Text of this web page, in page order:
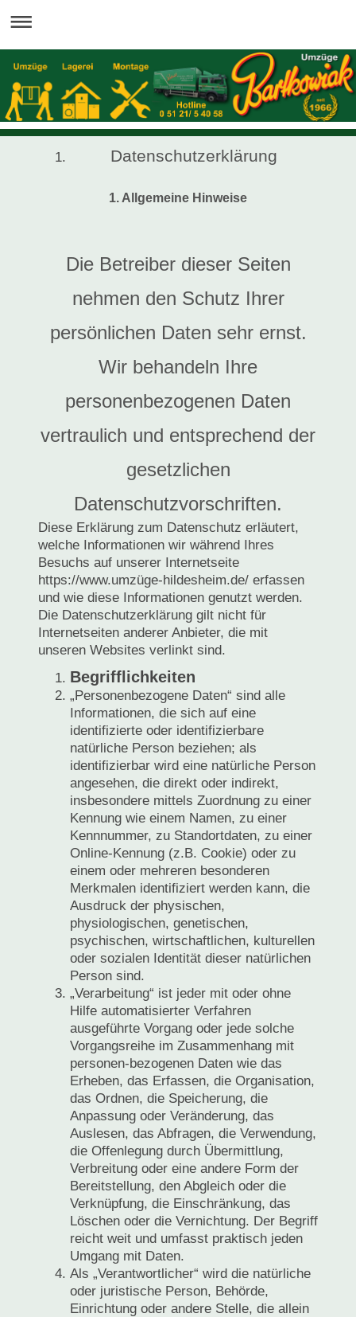
Datenschutzerklärung
1. Allgemeine Hinweise
Die Betreiber dieser Seiten
nehmen den Schutz Ihrer
persönlichen Daten sehr ernst.
Wir behandeln Ihre
personenbezogenen Daten
vertraulich und entsprechend der
gesetzlichen
Datenschutzvorschriften.
Diese Erklärung zum Datenschutz erläutert,
welche Informationen wir während Ihres
Besuchs auf unserer Internetseite
https://www.umzüge-hildesheim.de/ erfassen
und wie diese Informationen genutzt werden.
Die Datenschutzerklärung gilt nicht für
Internetseiten anderer Anbieter, die mit
unseren Websites verlinkt sind.
Begrifflichkeiten
„Personenbezogene Daten“ sind alle
Informationen, die sich auf eine
identifizierte oder identifizierbare
natürliche Person beziehen; als
identifizierbar wird eine natürliche Person
angesehen, die direkt oder indirekt,
insbesondere mittels Zuordnung zu einer
Kennung wie einem Namen, zu einer
Kennnummer, zu Standortdaten, zu einer
Online-Kennung (z.B. Cookie) oder zu
einem oder mehreren besonderen
Merkmalen identifiziert werden kann, die
Ausdruck der physischen,
physiologischen, genetischen,
psychischen, wirtschaftlichen, kulturellen
oder sozialen Identität dieser natürlichen
Person sind.
„Verarbeitung“ ist jeder mit oder ohne
Hilfe automatisierter Verfahren
ausgeführte Vorgang oder jede solche
Vorgangsreihe im Zusammenhang mit
personen-bezogenen Daten wie das
Erheben, das Erfassen, die Organisation,
das Ordnen, die Speicherung, die
Anpassung oder Veränderung, das
Auslesen, das Abfragen, die Verwendung,
die Offenlegung durch Übermittlung,
Verbreitung oder eine andere Form der
Bereitstellung, den Abgleich oder die
Verknüpfung, die Einschränkung, das
Löschen oder die Vernichtung. Der Begriff
reicht weit und umfasst praktisch jeden
Umgang mit Daten.
Als „Verantwortlicher“ wird die natürliche
oder juristische Person, Behörde,
Einrichtung oder andere Stelle, die allein